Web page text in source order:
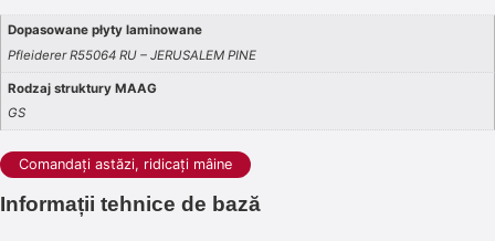
Dopasowane płyty laminowane
Pfleiderer R55064 RU – JERUSALEM PINE
Rodzaj struktury MAAG
GS
Comandați astăzi, ridicați mâine
Informații tehnice de bază